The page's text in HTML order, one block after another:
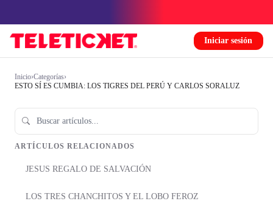
Iniciar sesión
Inicio›Categorías›
ESTO SÍ ES CUMBIA: LOS TIGRES DEL PERÚ Y CARLOS SORALUZ
ARTÍCULOS RELACIONADOS
JESUS REGALO DE SALVACIÓN
LOS TRES CHANCHITOS Y EL LOBO FEROZ